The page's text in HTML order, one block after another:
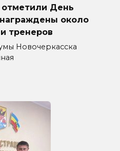
отметили День
около
тренеров
Новочеркасска